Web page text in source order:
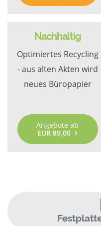
Nachhaltig
Optimiertes Recycling
- aus alten Akten wird
neues Büropapier
Angebote ab
EUR 89,00